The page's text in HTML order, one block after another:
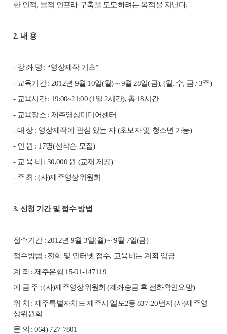
한 인적, 물적 인프라 구축을 도모하려는 목적을 지닌다.
2. 내 용
- 강 좌 명 : “영상제작 기초”
- 교육기간 : 2012년 9월 10일(월)～9월 28일(금), (월, 수, 금 / 3주)
- 교육시간 : 19:00~21:00 (1일 2시간), 총 18시간
- 교육장소 : 제주영상미디어센터
- 대 상 : 영상제작에 관심 있는 자 (초보자 및 청소년 가능)
- 인 원 : 17명(선착순 모집)
- 교 육 비 : 30,000 원 (교재 제공)
- 주 최 : (사)제주영상위원회
3. 신청 기간 및 접수 방법
접수기간 : 2012년 9월 3일(월)～9월 7일(금)
접수방법 : 전화 및 인터넷 접수, 교육비는 계좌 입금
계 좌 : 제주은행 15-01-147119
예 금 주 : (사)제주영상위원회 (계좌송금 후 전화확인요망)
위 치 : 제주특별자치도 제주시 일도2동 837-20번지 (사)제주영
상위원회
문 의 : 064) 727-7801